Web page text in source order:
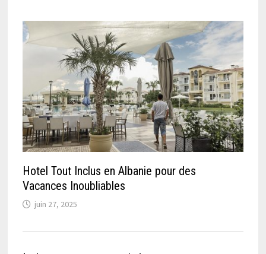
Hotel Tout Inclus en Albanie pour des
Vacances Inoubliables
juin 27, 2025